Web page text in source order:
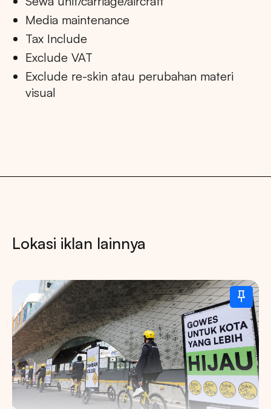
Media maintenance
Tax Include
Exclude VAT
Exclude re-skin atau perubahan materi
visual
Lokasi iklan lainnya